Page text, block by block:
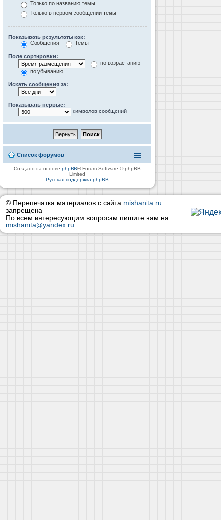
Только по названию темы
Только в первом сообщении темы
Показывать результаты как:
Сообщения
Темы
Поле сортировки:
по возрастанию
по убыванию
Искать сообщения за:
Показывать первые:
символов сообщений
Список форумов
Создано на основеphpBB® Forum Software © phpBB
Limited
Русская поддержка phpBB
© Перепечатка материалов с сайта mishanita.ru
запрещена
По всем интересующим вопросам пишите нам на
mishanita@yandex.ru